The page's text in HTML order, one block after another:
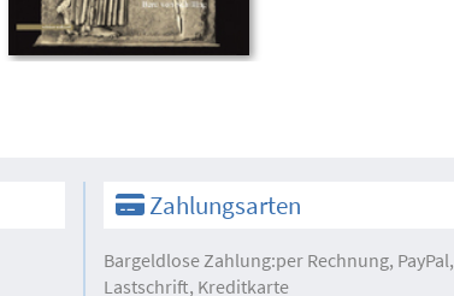
Zahlungsarten
Bargeldlose Zahlung:per Rechnung, PayPal,
Lastschrift, Kreditkarte